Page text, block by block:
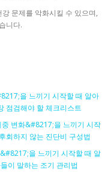
문제를 악화시킬 수 있으며,
니다.
을 느끼기 시작할 때 알아
점검해야 할 체크리스트
변화&#8217;을 느끼기 시작
회하지 않는 진단비 구성법
을 느끼기 시작할 때 알
이 말하는 조기 관리법